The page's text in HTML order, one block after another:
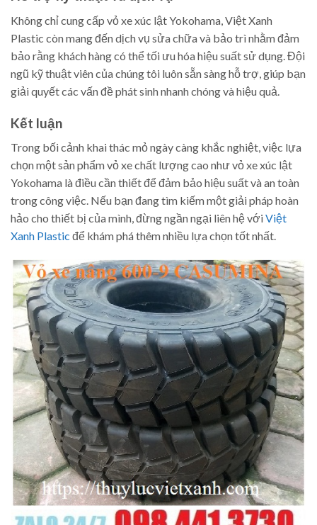
Không chỉ cung cấp vỏ xe xúc lật Yokohama, Việt Xanh
Plastic còn mang đến dịch vụ sửa chữa và bảo trì nhằm đảm
bảo rằng khách hàng có thể tối ưu hóa hiệu suất sử dụng. Đội
ngũ kỹ thuật viên của chúng tôi luôn sẵn sàng hỗ trợ, giúp bạn
giải quyết các vấn đề phát sinh nhanh chóng và hiệu quả.
Kết luận
Trong bối cảnh khai thác mỏ ngày càng khắc nghiệt, việc lựa
chọn một sản phẩm vỏ xe chất lượng cao như vỏ xe xúc lật
Yokohama là điều cần thiết để đảm bảo hiệu suất và an toàn
trong công việc. Nếu bạn đang tìm kiếm một giải pháp hoàn
hảo cho thiết bị của mình, đừng ngần ngại liên hệ vớiViệt
Xanh Plastic để khám phá thêm nhiều lựa chọn tốt nhất.